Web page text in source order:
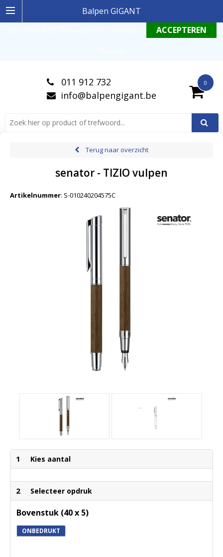
Balpen GIGANT
0
011 912 732
info@balpengigant.be
Terug naar overzicht
senator - TIZIO vulpen
Artikelnummer: S-010240204575C
1 Kies aantal
2 Selecteer opdruk
Bovenstuk (40 x 5)
ONBEDRUKT
Ingelogde gebruiker stemt in met de geldende omgang productinformatie